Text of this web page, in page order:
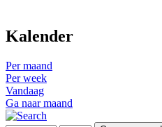
Kalender
Per maand
Per week
Vandaag
Ga naar maand